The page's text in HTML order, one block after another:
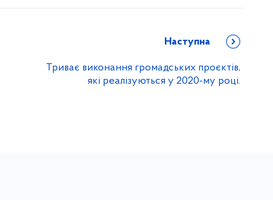
Наступна
Триває виконання громадських проєктів,
які реалізуються у 2020-му році.